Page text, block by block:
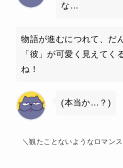
な…
物語が進むにつれて、だ
「彼」が可愛く見えてく
ね！
(本当か…？)
＼観たことないようなロマン